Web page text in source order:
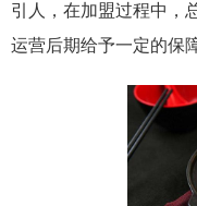
引人，在加盟过程中，
运营后期给予一定的保障